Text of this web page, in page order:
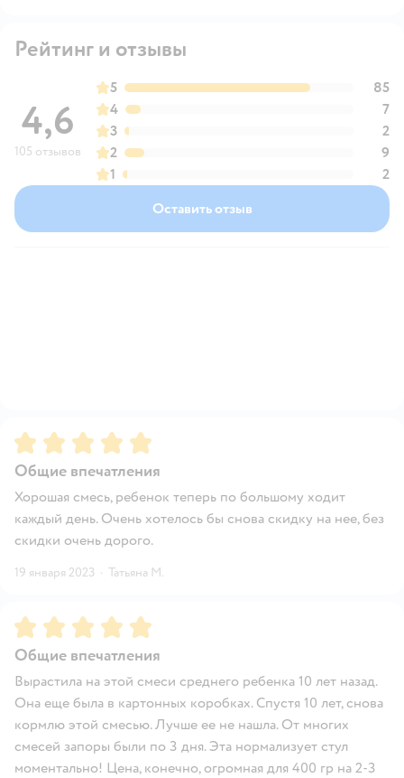
Рейтинг и отзывы
4,6
105 отзывов
5
85
4
7
3
2
2
9
1
2
Оставить отзыв
Рейтинг:5
Общие впечатления
Хорошая смесь, ребенок теперь по большому ходит
каждый день. Очень хотелось бы снова скидку на нее, без
скидки очень дорого.
19 января 2023 · Татьяна М.
Рейтинг:5
Общие впечатления
Вырастила на этой смеси среднего ребенка 10 лет назад.
Она еще была в картонных коробках. Спустя 10 лет, снова
кормлю этой смесью. Лучше ее не нашла. От многих
смесей запоры были по 3 дня. Эта нормализует стул
моментально! Цена, конечно, огромная для 400 гр на 2-3